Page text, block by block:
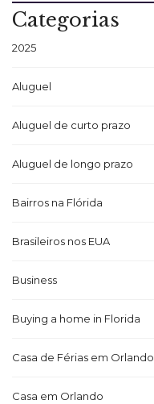
Categorias
2025
Aluguel
Aluguel de curto prazo
Aluguel de longo prazo
Bairros na Flórida
Brasileiros nos EUA
Business
Buying a home in Florida
Casa de Férias em Orlando
Casa em Orlando